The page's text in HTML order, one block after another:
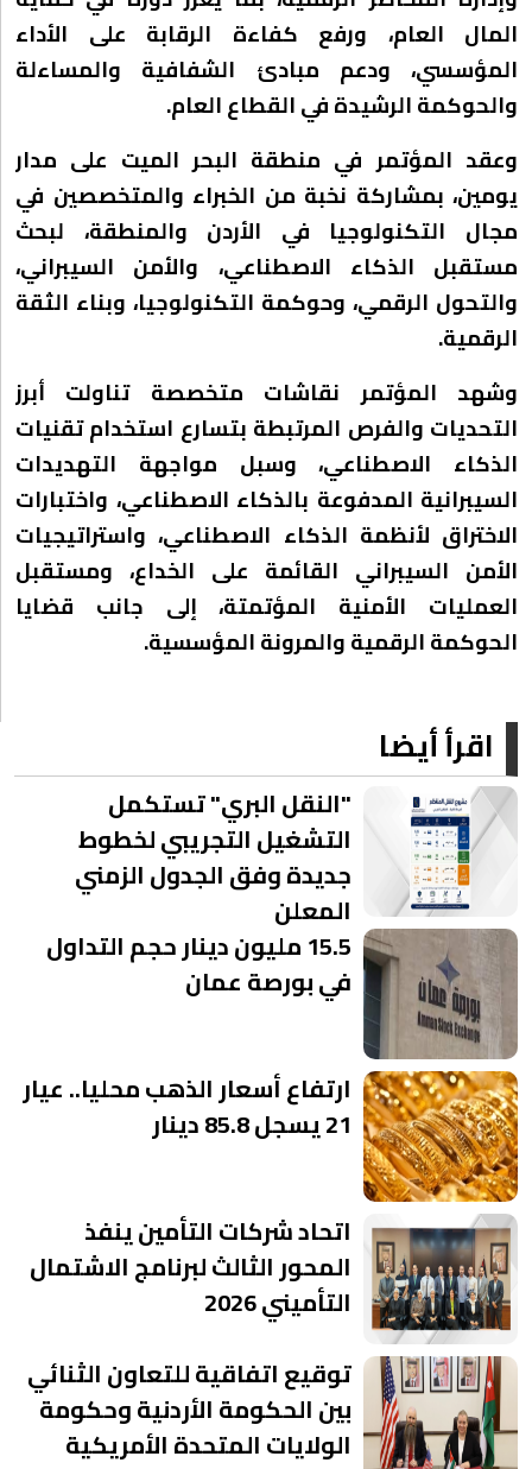
المال العام، ورفع كفاءة الرقابة على الأداء
المؤسسي، ودعم مبادئ الشفافية والمساءلة
والحوكمة الرشيدة في القطاع العام.
وعقد المؤتمر في منطقة البحر الميت على مدار
يومين، بمشاركة نخبة من الخبراء والمتخصصين في
مجال التكنولوجيا في الأردن والمنطقة، لبحث
مستقبل الذكاء الاصطناعي، والأمن السيبراني،
والتحول الرقمي، وحوكمة التكنولوجيا، وبناء الثقة
الرقمية.
وشهد المؤتمر نقاشات متخصصة تناولت أبرز
التحديات والفرص المرتبطة بتسارع استخدام تقنيات
الذكاء الاصطناعي، وسبل مواجهة التهديدات
السيبرانية المدفوعة بالذكاء الاصطناعي، واختبارات
الاختراق لأنظمة الذكاء الاصطناعي، واستراتيجيات
الأمن السيبراني القائمة على الخداع، ومستقبل
العمليات الأمنية المؤتمتة، إلى جانب قضايا
الحوكمة الرقمية والمرونة المؤسسية.
اقرأ أيضا
"النقل البري" تستكمل
التشغيل التجريبي لخطوط
جديدة وفق الجدول الزمني
المعلن
15.5 مليون دينار حجم التداول
في بورصة عمان
ارتفاع أسعار الذهب محليا.. عيار
21 يسجل 85.8 دينار
اتحاد شركات التأمين ينفذ
المحور الثالث لبرنامج الاشتمال
التأميني 2026
توقيع اتفاقية للتعاون الثنائي
بين الحكومة الأردنية وحكومة
الولايات المتحدة الأمريكية